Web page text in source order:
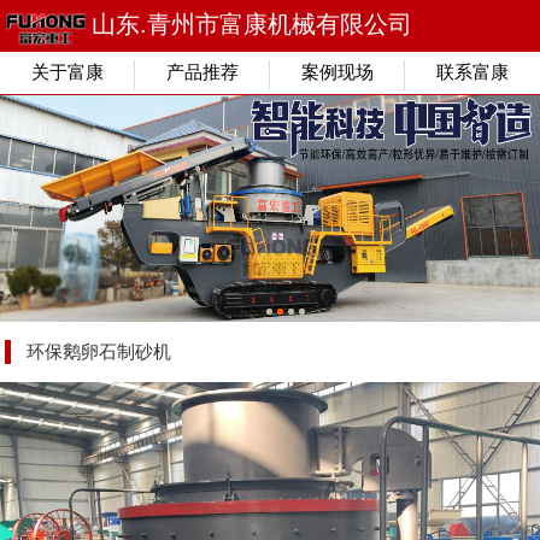
山东.青州市富康机械有限公司
关于富康 产品推荐 案例现场 联系富康
环保鹅卵石制砂机